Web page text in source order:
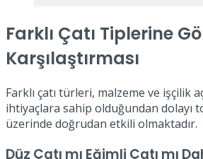
Farklı Çatı Tiplerine
Karşılaştırması
Farklı çatı türleri, malzeme ve işçilik
ihtiyaçlara sahip olduğundan dolayı
üzerinde doğrudan etkili olmaktadır.
Düz Çatı mı Eğimli Çatı mı